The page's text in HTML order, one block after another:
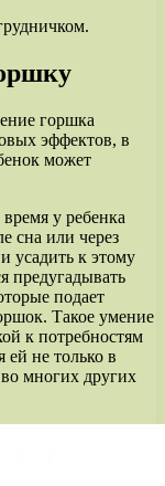
горшка
эффектов, в
может
у ребенка
сна или через
усадить к этому
предугадывать
подает
Такое умение
к потребностям
ей не только в
многих других